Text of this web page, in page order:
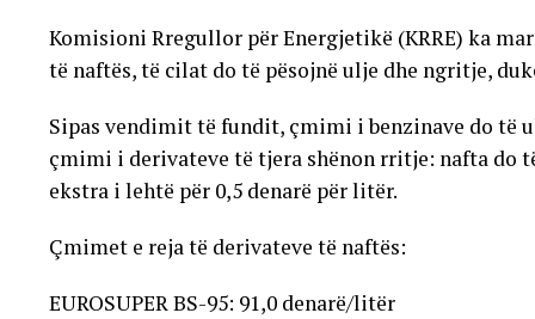
Komisioni Rregullor për Energjetikë (KRRE) ka
të naftës, të cilat do të pësojnë ulje dhe ngritje,
Sipas vendimit të fundit, çmimi i benzinave do të
çmimi i derivateve të tjera shënon rritje: nafta do
ekstra i lehtë për 0,5 denarë për litër.
Çmimet e reja të derivateve të naftës:
EUROSUPER BS-95: 91,0 denarë/litër